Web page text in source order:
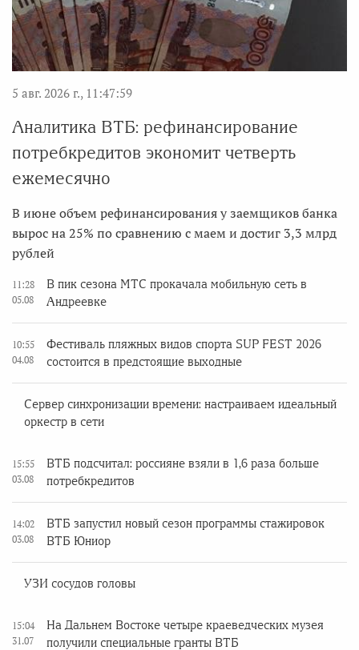
5 авг. 2026 г., 11:47:59
Аналитика ВТБ: рефинансирование
потребкредитов экономит четверть
ежемесячно
В июне объем рефинансирования у заемщиков банка
вырос на 25% по сравнению с маем и достиг 3,3 млрд
рублей
11:28
05.08
В пик сезона МТС прокачала мобильную сеть в
Андреевке
10:55
04.08
Фестиваль пляжных видов спорта SUP FEST 2026
состоится в предстоящие выходные
Сервер синхронизации времени: настраиваем идеальный
оркестр в сети
15:55
03.08
ВТБ подсчитал: россияне взяли в 1,6 раза больше
потребкредитов
14:02
03.08
ВТБ запустил новый сезон программы стажировок
ВТБ Юниор
УЗИ сосудов головы
15:04
31.07
На Дальнем Востоке четыре краеведческих музея
получили специальные гранты ВТБ